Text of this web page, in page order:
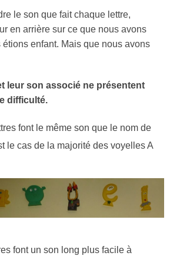
le son que fait chaque lettre,
en arrière sur ce que nous avons
enfant. Mais que nous avons
leur son associé ne présentent
difficulté.
font le même son que le nom de
le cas de la majorité des voyelles A
font un son long plus facile à